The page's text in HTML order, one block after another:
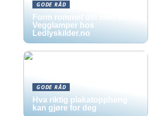
GODE RÅD
Form rommet ditt med stil:
Vegglamper hos
Ledlyskilder.no
GODE RÅD
Hva riktig plakatoppheng
kan gjøre for deg